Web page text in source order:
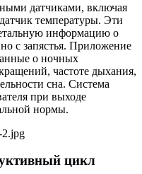
датчиками, включая
температуры. Эти
информацию о
с запястья. Приложение
о ночных
частоте дыхания,
сна. Система
при выходе
нормы.
цикл